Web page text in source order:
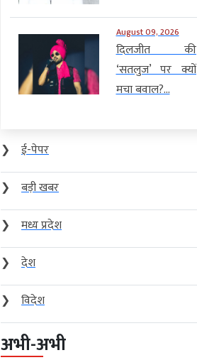
August 09, 2026
दिलजीत की
‘सतलुज’ पर क्यों
मचा बवाल?...
❯
ई-पेपर
❯
बड़ी खबर
❯
मध्य प्रदेश
❯
देश
❯
विदेश
अभी-अभी